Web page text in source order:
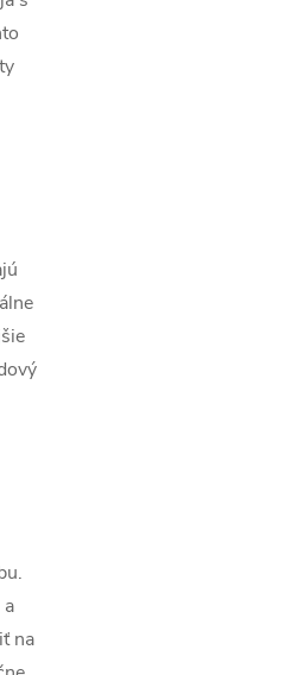
na